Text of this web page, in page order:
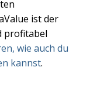
ist der
profitabel
wie auch du
kannst.